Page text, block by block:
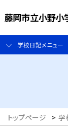
藤岡市立小野小
学校日記メニュー
トップページ > 学